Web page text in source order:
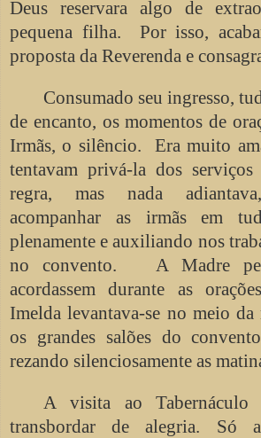
Deus reservara algo de
pequena filha. Por isso,
proposta da Reverenda e
Consumado seu ingresso,
de encanto, os momentos de
Irmãs, o silêncio. Era muito
tentavam privá-la dos
regra, mas nada
acompanhar as irmãs em
plenamente e auxiliando nos
no convento. A Madre
acordassem durante as
Imelda levantava-se no meio
os grandes salões do
rezando silenciosamente as
A visita ao Tabernáculo
transbordar de alegria. Só